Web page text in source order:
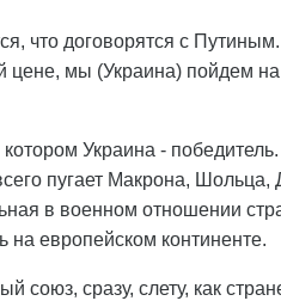
что договорятся с
цене, мы (Украина) пойдем на
Украина -
пугает Макрона, Шольца,
в военном отношении
на европейском континенте.
союз, сразу, слету, как